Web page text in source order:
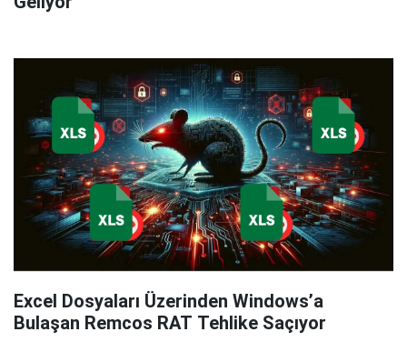
Excel Dosyaları Üzerinden Windows’a
Bulaşan Remcos RAT Tehlike Saçıyor